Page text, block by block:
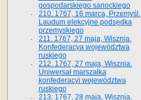
gospodarskiego sanockiego
210. 1767, 16 marca, Przemyśl.
Laudum elekcyjne podsędka
przemyskiego
211. 1767, 27 maja, Wisznia.
Konfederacya województwa
ruskiego
212. 1767, 27 maja, Wisznia.
Uniwersał marszałka
konfederacyi województwa
ruskiego
213. 1767, 28 maja, Wisznia.